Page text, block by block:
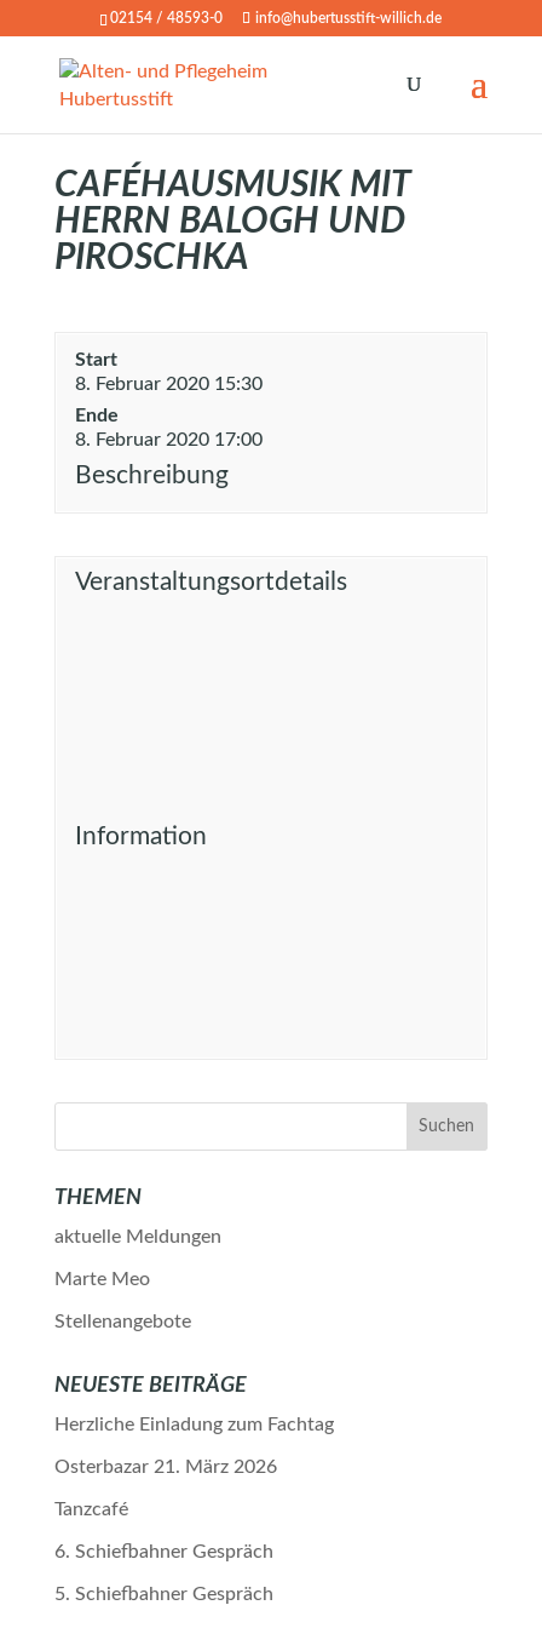
02154 / 48593-0 info@hubertusstift-willich.de
CAFÉHAUSMUSIK MIT
HERRN BALOGH UND
PIROSCHKA
Start
8. Februar 2020 15:30
Ende
8. Februar 2020 17:00
Beschreibung
Veranstaltungsortdetails
Information
THEMEN
aktuelle Meldungen
Marte Meo
Stellenangebote
NEUESTE BEITRÄGE
Herzliche Einladung zum Fachtag
Osterbazar 21. März 2026
Tanzcafé
6. Schiefbahner Gespräch
5. Schiefbahner Gespräch